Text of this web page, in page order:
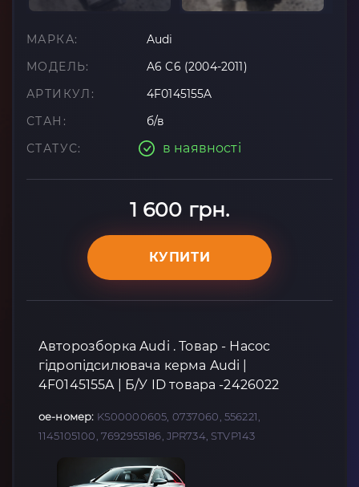
МАРКА:
Audi
МОДЕЛЬ:
A6 C6 (2004-2011)
АРТИКУЛ:
4F0145155A
СТАН:
б/в
СТАТУС:
в наявності
1 600 грн.
КУПИТИ
Авторозборка Audi . Товар - Насос
гідропідсилювача керма Audi |
4F0145155A | Б/У ID товара -2426022
oe-номер: KS00000605, 0737060, 556221,
1145105100, 7692955186, JPR734, STVP143